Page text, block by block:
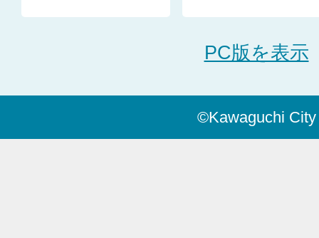
PC版を表示
©Kawaguchi City